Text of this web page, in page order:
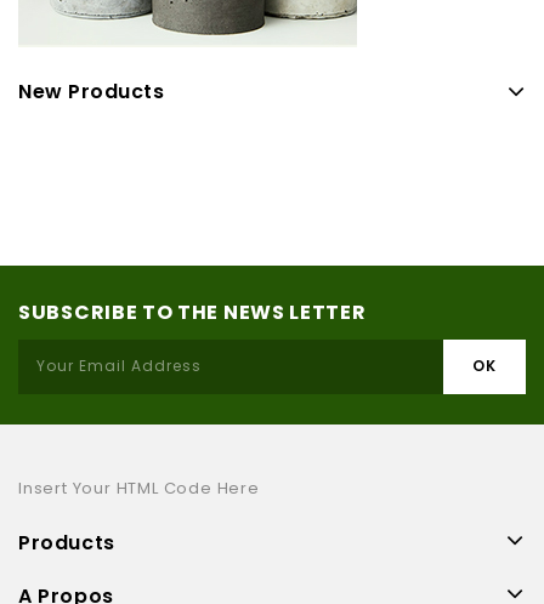
New Products
SUBSCRIBE TO THE NEWS LETTER
Insert Your HTML Code Here
Products
A Propos